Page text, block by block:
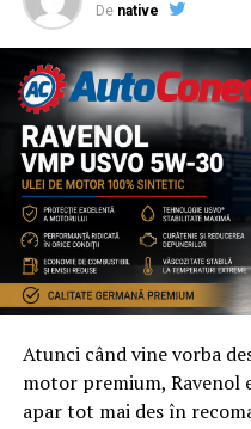
De native
Atunci când vine vorba
motor premium, Ravenol
apar tot mai des în